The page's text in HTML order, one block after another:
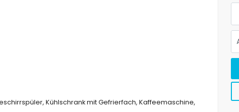
Kühlschrank mit Gefrierfach, Kaffeemaschine,